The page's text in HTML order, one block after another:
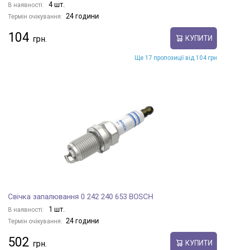
В наявності: 4 шт.
Термін очікування: 24 години
104 КУПИТИ
Ще 17 пропозиції від 104 грн
Свічка запалювання 0 242 240 653 BOSCH
В наявності: 1 шт.
Термін очікування: 24 години
502 КУПИТИ